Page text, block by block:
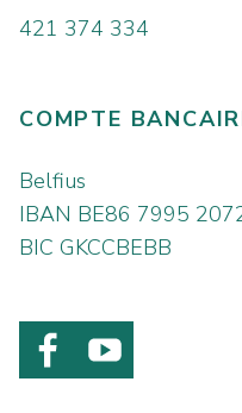
421 374 334
COMPTE
Belfius
IBAN BE86 7995
BIC GKCCBEBB